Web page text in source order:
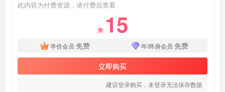
此内容为付费资源，请付费后查看
米 15
半价会员 免费 年/终身会员 免费
立即购买
建议登录购买，未登录无法保存数据